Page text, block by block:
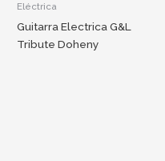
Eléctrica
Guitarra Electrica G&L
Tribute Doheny